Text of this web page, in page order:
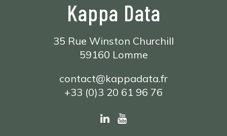
Kappa Data
35 Rue Winston Churchill
59160 Lomme
contact@kappadata.fr
+33 (0)3 20 61 96 76